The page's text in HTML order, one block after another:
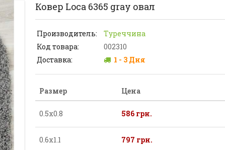
Ковер Loca 6365 gray овал
Производитель:
Туреччина
Код товара:
002310
Доставка:
1 - 3 Дня
Размер Цена
0.5х0.8 586 грн.
0.6х1.1 797 грн.